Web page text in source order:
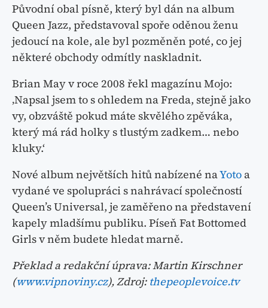
Původní obal písně, který byl dán na album
Queen Jazz, představoval spoře oděnou ženu
jedoucí na kole, ale byl pozměněn poté, co jej
některé obchody odmítly naskladnit.
Brian May v roce 2008 řekl magazínu Mojo:
‚Napsal jsem to s ohledem na Freda, stejně jako
vy, obzváště pokud máte skvělého zpěváka,
který má rád holky s tlustým zadkem… nebo
kluky.‘
Nové album největších hitů nabízené naYoto a
vydané ve spolupráci s nahrávací společností
Queen’s Universal, je zaměřeno na představení
kapely mladšímu publiku. Píseň Fat Bottomed
Girls v něm budete hledat marně.
Překlad a redakční úprava: Martin Kirschner
(www.vipnoviny.cz), Zdroj: thepeoplevoice.tv